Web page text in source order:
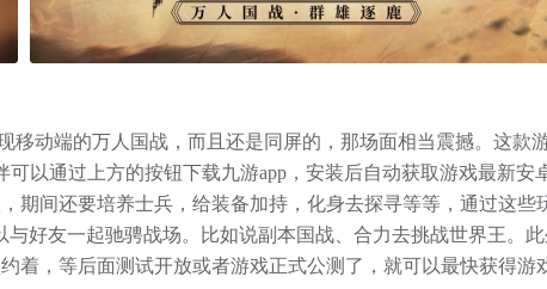
动端的万人国战，而且还是同屏的，那场面相当震撼。这款
以通过上方的按钮下载九游app，安装后自动获取游戏最新安
间还要培养士兵，给装备加持，化身去探寻等等，通过这些
好友一起驰骋战场。比如说副本国战、合力去挑战世界王。
，等后面测试开放或者游戏正式公测了，就可以最快获得游